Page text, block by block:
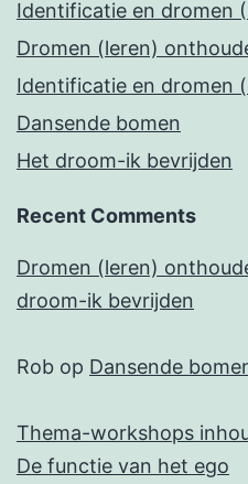
Identificatie en dromen
Dromen (leren)
Identificatie en dromen
Dansende bomen
Het droom-ik bevrijden
Recent Comments
Dromen (leren)
droom-ik bevrijden
Rob op Dansende
Thema-workshops
De functie van het ego